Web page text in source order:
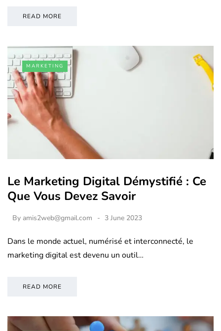
READ MORE
MARKETING
Le Marketing Digital Démystifié : Ce
Que Vous Devez Savoir
By amis2web@gmail.com 3 June 2023
Dans le monde actuel, numérisé et interconnecté, le
marketing digital est devenu un outil…
READ MORE